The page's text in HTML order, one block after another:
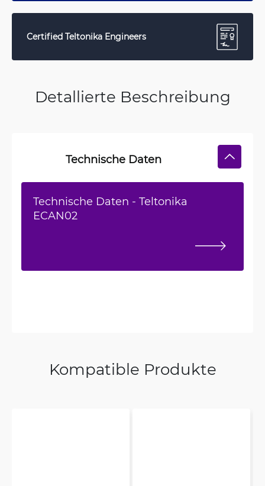
Certified Teltonika Engineers
Detallierte Beschreibung
Technische Daten
Technische Daten - Teltonika
ECAN02
Kompatible Produkte